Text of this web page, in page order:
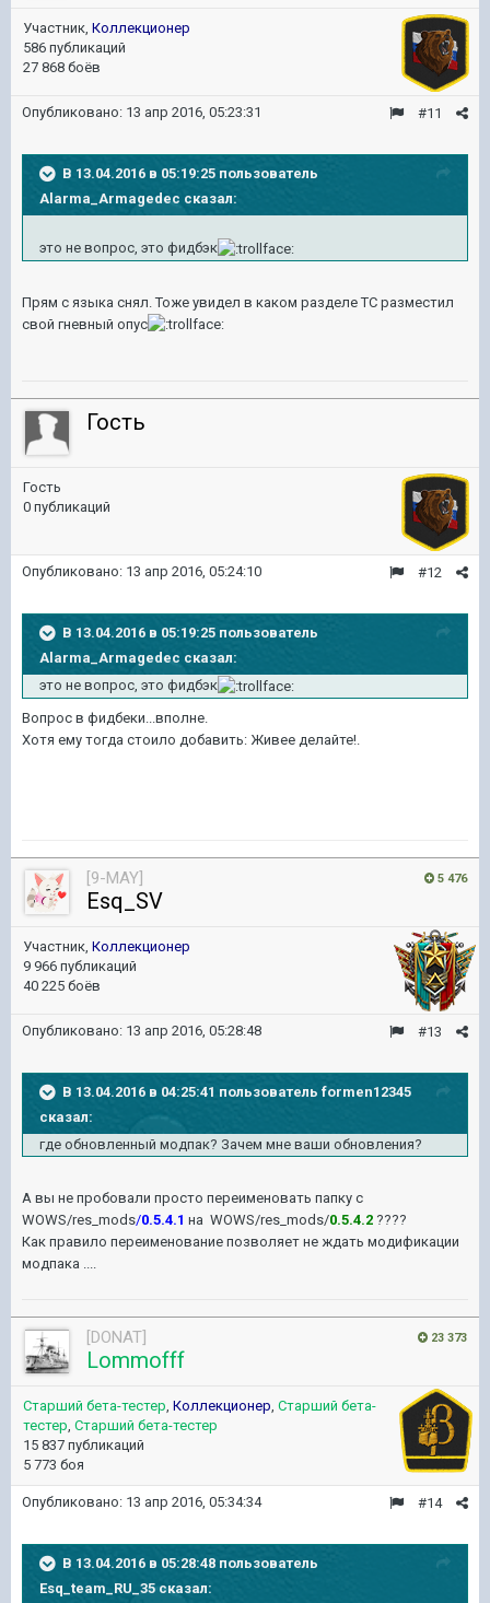
Участник, Коллекционер
586 публикаций
27 868 боёв
#11
Опубликовано: 13 апр 2016, 05:23:31
В 13.04.2016 в 05:19:25 пользователь
Alarma_Armagedec сказал:
это не вопрос, это фидбэк
Прям с языка снял. Тоже увидел в каком разделе ТС разместил
свой гневный опус
Гость
Гость
0 публикаций
#12
Опубликовано: 13 апр 2016, 05:24:10
В 13.04.2016 в 05:19:25 пользователь
Alarma_Armagedec сказал:
это не вопрос, это фидбэк
Вопрос в фидбеки...вполне.
Хотя ему тогда стоило добавить: Живее делайте!.
5 476
[9-MAY]
Esq_SV
Участник, Коллекционер
9 966 публикаций
40 225 боёв
#13
Опубликовано: 13 апр 2016, 05:28:48
В 13.04.2016 в 04:25:41 пользователь formen12345
сказал:
где обновленный модпак? Зачем мне ваши обновления?
А вы не пробовали просто переименовать папку с
WOWS/res_mods/0.5.4.1 на WOWS/res_mods/0.5.4.2 ????
Как правило переименование позволяет не ждать модификации
модпака ....
23 373
[DONAT]
Lommofff
Старший бета-тестер, Коллекционер, Старший бета-
тестер, Старший бета-тестер
15 837 публикаций
5 773 боя
#14
Опубликовано: 13 апр 2016, 05:34:34
В 13.04.2016 в 05:28:48 пользователь
Esq_team_RU_35 сказал: